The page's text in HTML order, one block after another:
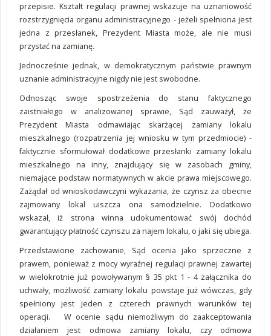
przepisie. Kształt regulacji prawnej wskazuje na uznaniowość
rozstrzygnięcia organu administracyjnego - jeżeli spełniona jest
jedna z przesłanek, Prezydent Miasta może, ale nie musi
przystać na zamianę.
Jednocześnie jednak, w demokratycznym państwie prawnym
uznanie administracyjne nigdy nie jest swobodne.
Odnosząc swoje spostrzeżenia do stanu faktycznego
zaistniałego w analizowanej sprawie, Sąd zauważył, że
Prezydent Miasta odmawiając skarżącej zamiany lokalu
mieszkalnego (rozpatrzenia jej wniosku w tym przedmiocie) -
faktycznie sformułował dodatkowe przesłanki zamiany lokalu
mieszkalnego na inny, znajdujący się w zasobach gminy,
niemające podstaw normatywnych w akcie prawa miejscowego.
Zażądał od wnioskodawczyni wykazania, że czynsz za obecnie
zajmowany lokal uiszcza ona samodzielnie. Dodatkowo
wskazał, iż strona winna udokumentować swój dochód
gwarantujący płatność czynszu za najem lokalu, o jaki się ubiega.
Przedstawione zachowanie, Sąd ocenia jako sprzeczne z
prawem, ponieważ z mocy wyraźnej regulacji prawnej zawartej
w wielokrotnie już powoływanym § 35 pkt 1 - 4 załącznika do
uchwały, możliwość zamiany lokalu powstaje już wówczas, gdy
spełniony jest jeden z czterech prawnych warunków tej
operacji. W ocenie sądu niemożliwym do zaakceptowania
działaniem jest odmowa zamiany lokalu, czy odmowa